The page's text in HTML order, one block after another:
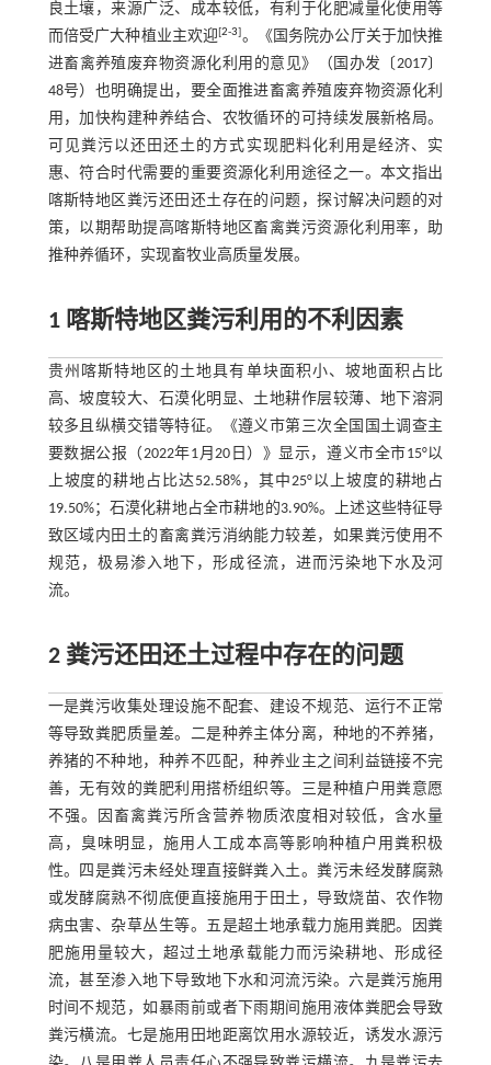
良土壤，来源广泛、成本较低，有利于化肥减量化使用等
而倍受广大种植业主欢迎[2-3]。《国务院办公厅关于加快推
进畜禽养殖废弃物资源化利用的意见》（国办发〔2017〕
48号）也明确提出，要全面推进畜禽养殖废弃物资源化利
用，加快构建种养结合、农牧循环的可持续发展新格局。
可见粪污以还田还土的方式实现肥料化利用是经济、实
惠、符合时代需要的重要资源化利用途径之一。本文指出
喀斯特地区粪污还田还土存在的问题，探讨解决问题的对
策，以期帮助提高喀斯特地区畜禽粪污资源化利用率，助
推种养循环，实现畜牧业高质量发展。
1 喀斯特地区粪污利用的不利因素
贵州喀斯特地区的土地具有单块面积小、坡地面积占比
高、坡度较大、石漠化明显、土地耕作层较薄、地下溶洞
较多且纵横交错等特征。《遵义市第三次全国国土调查主
要数据公报（2022年1月20日）》显示，遵义市全市15°以
上坡度的耕地占比达52.58%，其中25°以上坡度的耕地占
19.50%；石漠化耕地占全市耕地的3.90%。上述这些特征导
致区域内田土的畜禽粪污消纳能力较差，如果粪污使用不
规范，极易渗入地下，形成径流，进而污染地下水及河
流。
2 粪污还田还土过程中存在的问题
一是粪污收集处理设施不配套、建设不规范、运行不正常
等导致粪肥质量差。二是种养主体分离，种地的不养猪，
养猪的不种地，种养不匹配，种养业主之间利益链接不完
善，无有效的粪肥利用搭桥组织等。三是种植户用粪意愿
不强。因畜禽粪污所含营养物质浓度相对较低，含水量
高，臭味明显，施用人工成本高等影响种植户用粪积极
性。四是粪污未经处理直接鲜粪入土。粪污未经发酵腐熟
或发酵腐熟不彻底便直接施用于田土，导致烧苗、农作物
病虫害、杂草丛生等。五是超土地承载力施用粪肥。因粪
肥施用量较大，超过土地承载能力而污染耕地、形成径
流，甚至渗入地下导致地下水和河流污染。六是粪污施用
时间不规范，如暴雨前或者下雨期间施用液体粪肥会导致
粪污横流。七是施用田地距离饮用水源较近，诱发水源污